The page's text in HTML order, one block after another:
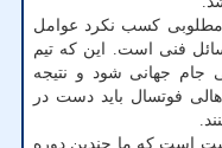
مطلوبی کسب نکرد عوامل
فنی است. این که تیم
جام جهانی شود و نتیجه
فوتسال باید دست در
است که ما چندین دوره